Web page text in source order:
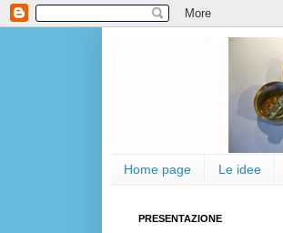
Home page Le idee
PRESENTAZIONE